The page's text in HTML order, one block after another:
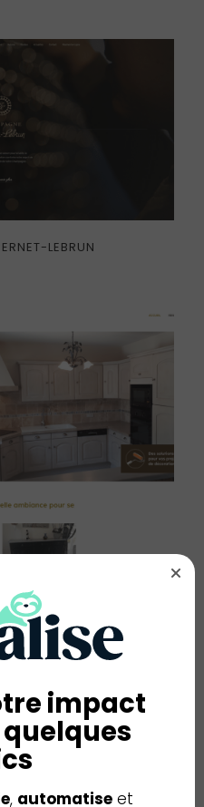
LEBRUN
CUISINE
impact
, automatise et